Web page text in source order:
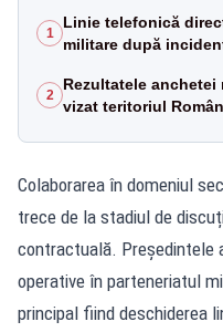
1
Linie telefonică
militare după
2
Rezultatele anchetei
vizat teritoriul
Colaborarea în domeniul
trece de la stadiul de
contractuală. Președintele
operative în parteneriatul
principal fiind deschiderea